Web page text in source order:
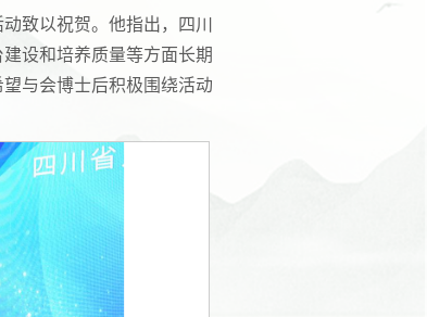
致以祝贺。他指出，四川
设和培养质量等方面长期
与会博士后积极围绕活动